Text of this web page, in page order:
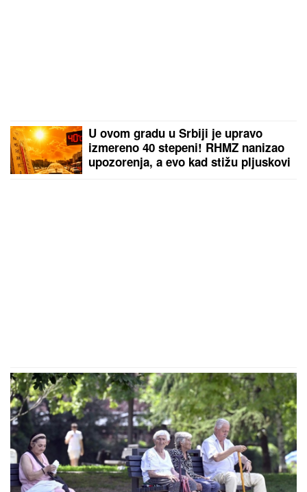
U ovom gradu u Srbiji je upravo
izmereno 40 stepeni! RHMZ nanizao
upozorenja, a evo kad stižu pljuskovi